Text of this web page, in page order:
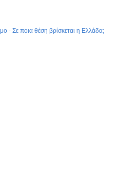
- Σε ποια θέση βρίσκεται η Ελλάδα;